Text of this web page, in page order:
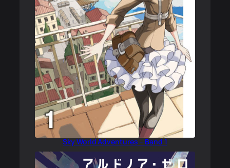
Sky World Adventures – Band 1